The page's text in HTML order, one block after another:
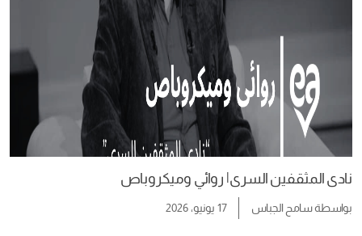
نادى المثقفين السرى| روائي وميكروباص
بواسطةسامح الجباس 17 يونيو، 2026